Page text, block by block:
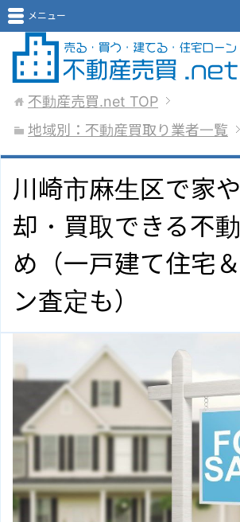
メニュー
不動産売買.net TOP
地域別：不動産買取り業者一覧
川崎市麻生区で家
却・買取できる不
め（一戸建て住宅
ン査定も）